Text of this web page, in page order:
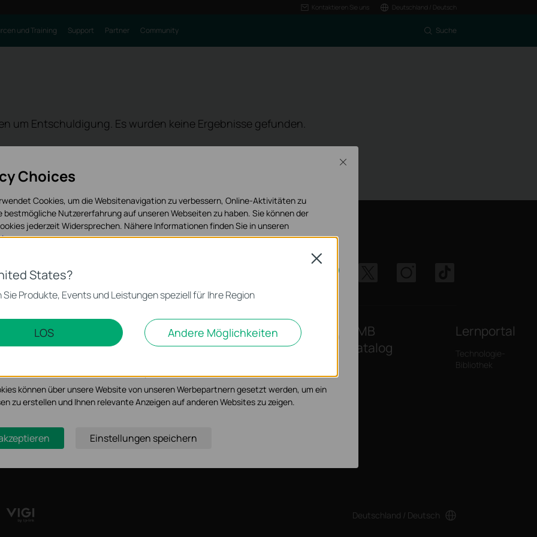
Kontaktieren Sie uns Deutschland / Deutsch
und Training Support Partner Community Suche
um Entschuldigung. Es wurden keine Ergebnisse gefunden.
Folge uns
Partner Bezugsquellen
SMB
Katalog
Lernportal
Technologie-
Bibliothek
Deutschland / Deutsch
States?
Sie Produkte, Events und Leistungen speziell für Ihre Region
LOS Andere Möglichkeiten
Close
Choices
Cookies, um die Websitenavigation zu verbessern, Online-Aktivitäten zu
bestmögliche Nutzererfahrung auf unseren Webseiten zu haben. Sie können der
jederzeit Widersprechen. Nähere Informationen finden Sie in unseren
.
zur Funktion der Website erforderlich und können in Ihren Systemen nicht deaktiviert
Marketing-Cookies
Website zu verbessern und anzupassen.
können über unsere Website von unseren Werbepartnern gesetzt werden, um ein
zu erstellen und Ihnen relevante Anzeigen auf anderen Websites zu zeigen.
Einstellungen speichern
Close